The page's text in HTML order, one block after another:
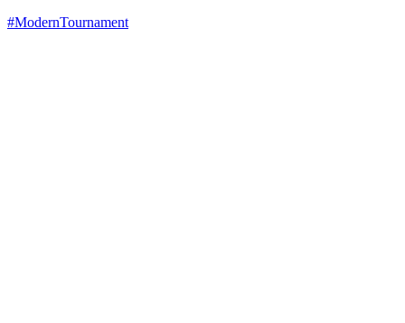
#ModernTournament